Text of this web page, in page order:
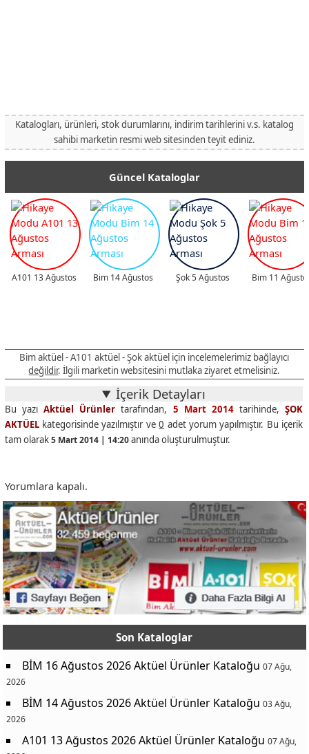
Katalogları, ürünleri, stok durumlarını, indirim tarihlerini v.s. katalog
sahibi marketin resmi web sitesinden teyit ediniz.
Güncel Kataloglar
A101 13 Ağustos Bim 14 Ağustos Şok 5 Ağustos Bim 11
Bim aktüel - A101 aktüel - Şok aktüel için incelemelerimiz bağlayıcı
değildir. İlgili marketin websitesini mutlaka ziyaret etmelisiniz.
İçerik Detayları
Bu yazıAktüel Ürünler tarafından, 5 Mart 2014tarihinde,ŞOK
AKTÜELkategorisinde yazılmıştır ve0 adet yorum yapılmıştır. Bu içerik
tam olarak5 Mart 2014 | 14:20anında oluşturulmuştur.
Yorumlara kapalı.
Son Kataloglar
BİM 16 Ağustos 2026 Aktüel Ürünler Kataloğu 07 Ağu,
2026
BİM 14 Ağustos 2026 Aktüel Ürünler Kataloğu 03 Ağu,
2026
A101 13 Ağustos 2026 Aktüel Ürünler Kataloğu 07 Ağu,